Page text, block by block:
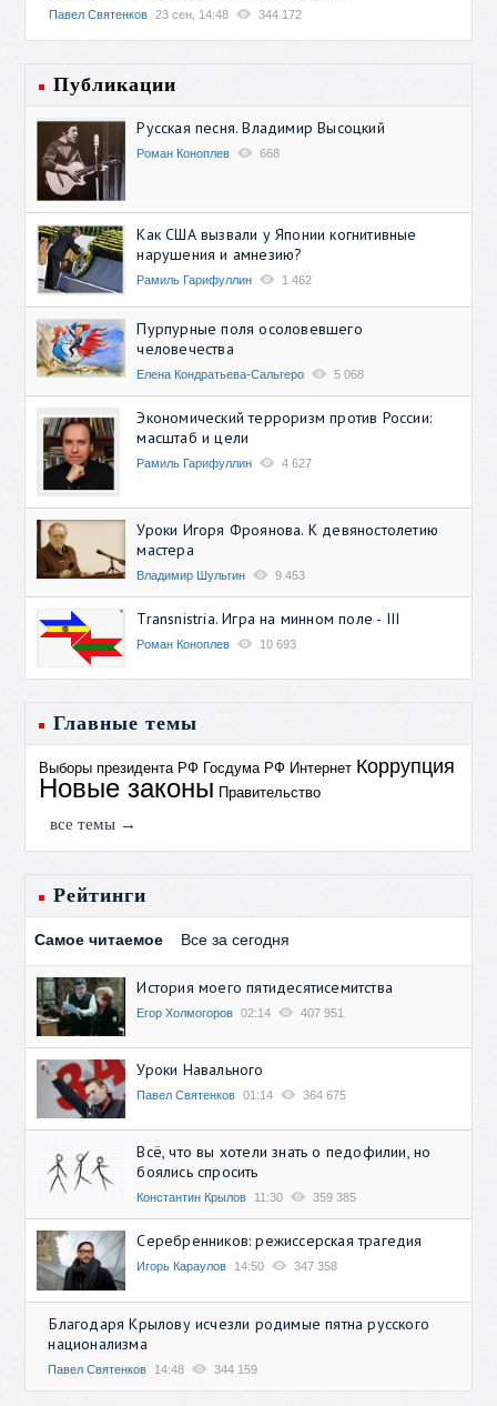
Павел Святенков 23 сен, 14:48 344 172
Публикации
Русская песня. Владимир Высоцкий
Роман Коноплев 668
Как США вызвали у Японии когнитивные
нарушения и амнезию?
Рамиль Гарифуллин 1 462
Пурпурные поля осоловевшего
человечества
Елена Кондратьева-Сальгеро 5 068
Экономический терроризм против России:
масштаб и цели
Рамиль Гарифуллин 4 627
Уроки Игоря Фроянова. К девяностолетию
мастера
Владимир Шульгин 9 453
Transnistria. Игра на минном поле - III
Роман Коноплев 10 693
Главные темы
Выборы президента РФ Госдума РФ Интернет Коррупция
Новые законы Правительство
все темы →
Рейтинги
Самое читаемое Все за сегодня
История моего пятидесятисемитства
Егор Холмогоров 02:14 407 951
Уроки Навального
Павел Святенков 01:14 364 675
Всё, что вы хотели знать о педофилии, но
боялись спросить
Константин Крылов 11:30 359 385
Серебренников: режиссерская трагедия
Игорь Караулов 14:50 347 358
Благодаря Крылову исчезли родимые пятна русского
национализма
Павел Святенков 14:48 344 159